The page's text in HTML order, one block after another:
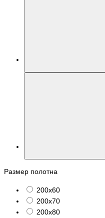
Размер полотна
200х60
200х70
200х80